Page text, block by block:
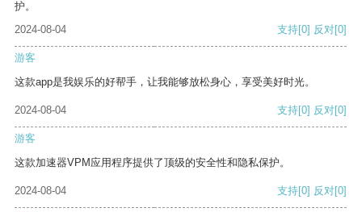
护。
2024-08-04
支持[0] 反对[0]
游客
这款app是我娱乐的好帮手，让我能够放松身心，享受美好时光。
2024-08-04 支持[0] 反对[0]
游客
这款加速器VPM应用程序提供了顶级的安全性和隐私保护。
2024-08-04 支持[0] 反对[0]